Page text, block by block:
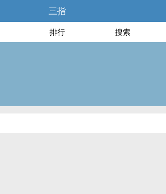
三指
排行 搜索